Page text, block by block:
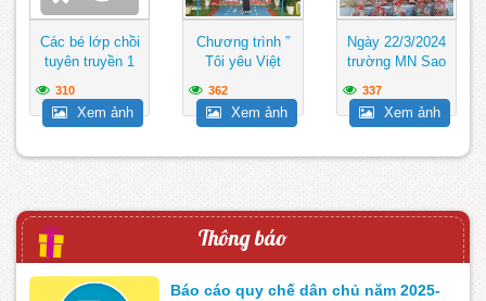
Các bé lớp chồi
tuyên truyền 1
toàn khi...
310
Xem ảnh
Chương trình ”
Tôi yêu Việt
với an toàn...
362
Xem ảnh
Ngày 22/3/2024
trường MN Sao
“Giao lưu...
337
Xem ảnh
Thông báo
Báo cáo quy chế dân chủ năm 2025-